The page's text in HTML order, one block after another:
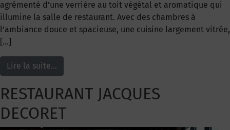
agrémenté d’une verrière au toit végétal et aromatique qui
illumine la salle de restaurant. Avec des chambres à
l’ambiance douce et spacieuse, une cuisine largement vitrée,
[…]
Lire la suite…
RESTAURANT JACQUES
DECORET